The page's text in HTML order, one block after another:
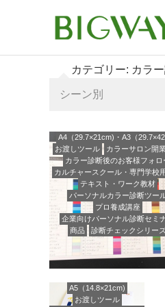
カテゴリー: カラ
シーン別
A4（29.7×21cm)・A3（
お渡しツール
カラーサロン開
カラー診断後のお客様フォロ
カルチャースクール・専門学校
テキスト・ワーク教材
パーソナルカラー診断ツー
プロ養成講座
企業向けパーソナル診断セミ
商品
診断チェックシリー
A5（14.8×21cm)
お渡しツール